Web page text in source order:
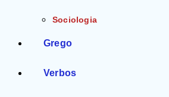
Sociologia
Grego
Verbos